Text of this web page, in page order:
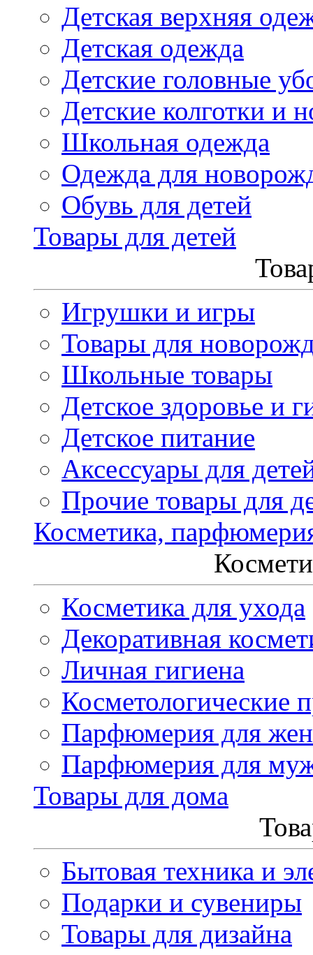
Детская верхняя
Детская одежда
Детские головные
Детские колготки и
Школьная одежда
Одежда для
Обувь для детей
Товары для детей
Игрушки и игры
Товары для
Школьные товары
Детское здоровье и
Детское питание
Аксессуары для
Прочие товары для
Косметика,
Косметика для ухода
Декоративная
Личная гигиена
Косметологические
Парфюмерия для
Парфюмерия для
Товары для дома
Бытовая техника и
Подарки и сувениры
Товары для дизайна